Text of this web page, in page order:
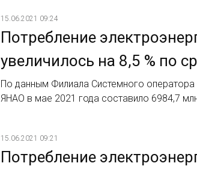
15.06.2021 09:24
Потребление
увеличилось на 8,5 % по
По данным Филиала Системного
ЯНАО в мае 2021 года составило 6984,7
15.06.2021 09:21
Потребление